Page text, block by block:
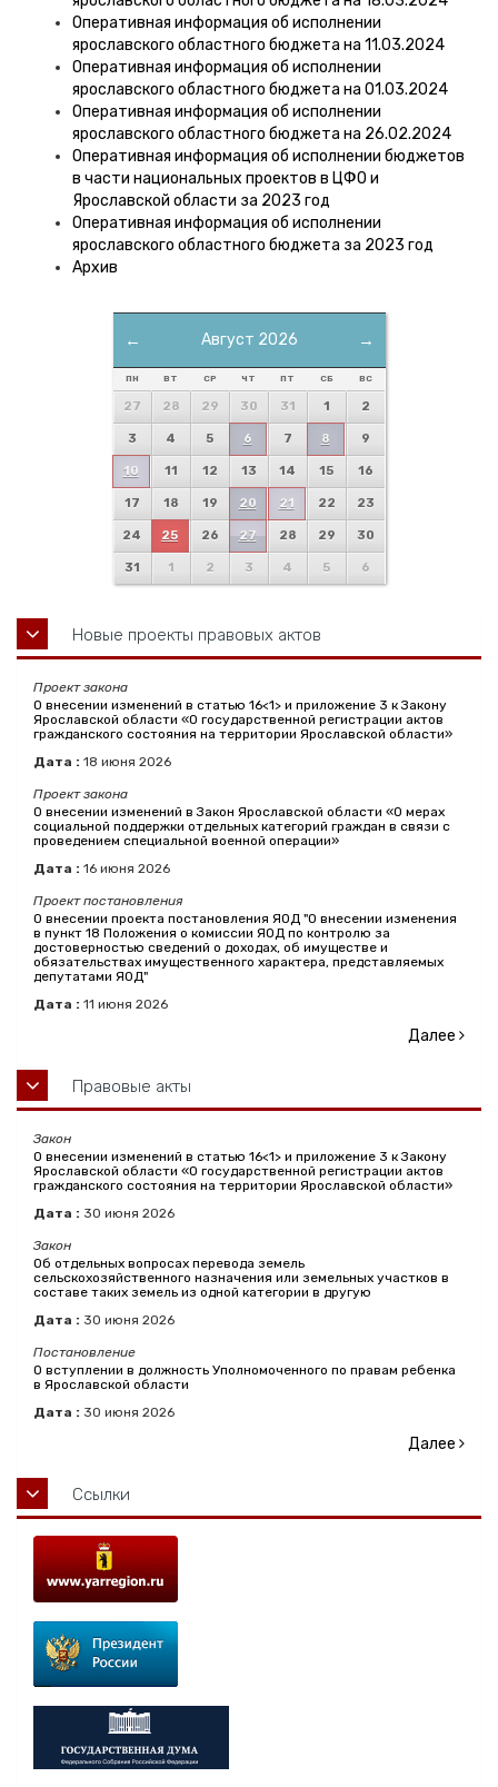
Оперативная информация об исполнении
ярославского областного бюджета на 11.03.2024
Оперативная информация об исполнении
ярославского областного бюджета на 01.03.2024
Оперативная информация об исполнении
ярославского областного бюджета на 26.02.2024
Оперативная информация об исполнении бюджетов
в части национальных проектов в ЦФО и
Ярославской области за 2023 год
Оперативная информация об исполнении
ярославского областного бюджета за 2023 год
Архив
← →
Август 2026
ПН ВТ СР ЧТ ПТ СБ ВС
27 28 29 30 31 1 2
3 4 5 6 7 8 9
10 11 12 13 14 15 16
17 18 19 20 21 22 23
24 25 26 27 28 29 30
31 1 2 3 4 5 6
Новые проекты правовых актов
Проект закона
О внесении изменений в статью 16<1> и приложение 3 к Закону
Ярославской области «О государственной регистрации актов
гражданского состояния на территории Ярославской области»
Дата : 18 июня 2026
Проект закона
О внесении изменений в Закон Ярославской области «О мерах
социальной поддержки отдельных категорий граждан в связи с
проведением специальной военной операции»
Дата : 16 июня 2026
Проект постановления
О внесении проекта постановления ЯОД "О внесении изменения
в пункт 18 Положения о комиссии ЯОД по контролю за
достоверностью сведений о доходах, об имуществе и
обязательствах имущественного характера, представляемых
депутатами ЯОД"
Дата : 11 июня 2026
Далее
Правовые акты
Закон
О внесении изменений в статью 16<1> и приложение 3 к Закону
Ярославской области «О государственной регистрации актов
гражданского состояния на территории Ярославской области»
Дата : 30 июня 2026
Закон
Об отдельных вопросах перевода земель
сельскохозяйственного назначения или земельных участков в
составе таких земель из одной категории в другую
Дата : 30 июня 2026
Постановление
О вступлении в должность Уполномоченного по правам ребенка
в Ярославской области
Дата : 30 июня 2026
Далее
Ссылки